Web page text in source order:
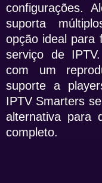
configurações.
suporta
opção ideal para
serviço de
com um
suporte a
IPTV Smarters
alternativa para
completo.